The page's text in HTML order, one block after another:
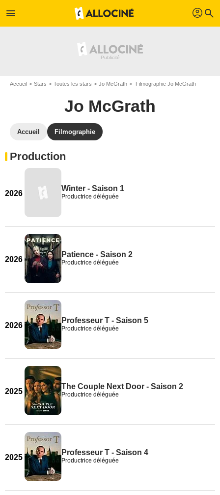
menu profil search
Accueil Stars Toutes les stars Jo McGrath Filmographie Jo McGrath
Jo McGrath
Accueil Filmographie
Production
2026
Winter - Saison 1
Productrice déléguée
2026
Patience - Saison 2
Productrice déléguée
2026
Professeur T - Saison 5
Productrice déléguée
2025
The Couple Next Door - Saison 2
Productrice déléguée
2025
Professeur T - Saison 4
Productrice déléguée